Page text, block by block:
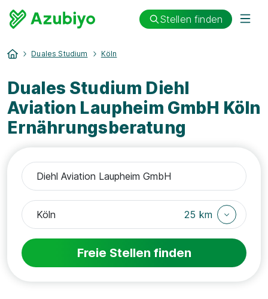
Stellen finden
Duales Studium Köln
Duales Studium Diehl
Aviation Laupheim GmbH Köln
Ernährungsberatung
25 km
Freie Stellen finden